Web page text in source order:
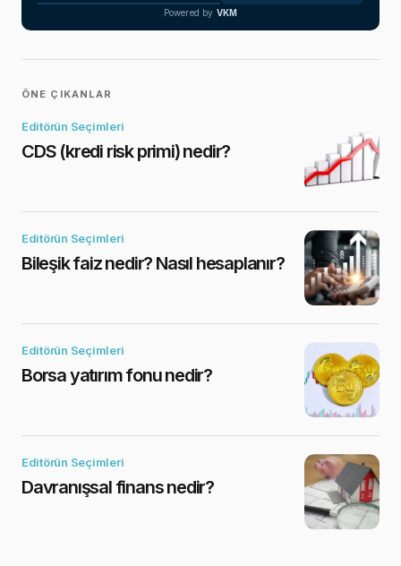
Powered by VKM
ÖNE ÇIKANLAR
Editörün Seçimleri
CDS (kredi risk primi) nedir?
Editörün Seçimleri
Bileşik faiz nedir? Nasıl hesaplanır?
Editörün Seçimleri
Borsa yatırım fonu nedir?
Editörün Seçimleri
Davranışsal finans nedir?